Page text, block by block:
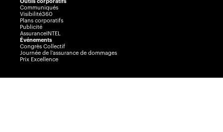
Outils corporatifs
Communiqués
Visibilité360
Plans corporatifs
Publicité
AssuranceINTEL
Événements
Congrès Collectif
Journée de l’assurance de dommages
Prix Excellence